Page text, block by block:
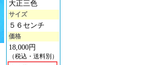
大正三色
サイズ
５６センチ
価格
18,000円
（税込・送料別）